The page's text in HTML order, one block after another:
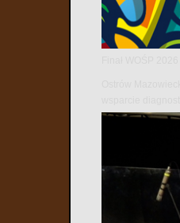
Ostrów
wsparcie